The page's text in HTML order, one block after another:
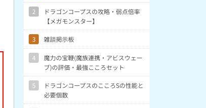
2
ドラゴンコープスの攻略・弱点倍率
【メガモンスター】
3 雑談掲示板
4
魔力の宝鞭(魔族連携・アビスウェー
ブ)の評価・最強こころセット
5
ドラゴンコープスのこころSの性能と
必要個数